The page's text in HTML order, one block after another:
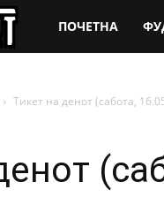
SuperSport.mk
ПОЧЕТНА
Тикет на денот (сабота,